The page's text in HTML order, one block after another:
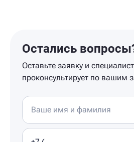
Остались
Оставьте заявку и
проконсультирует по вашим